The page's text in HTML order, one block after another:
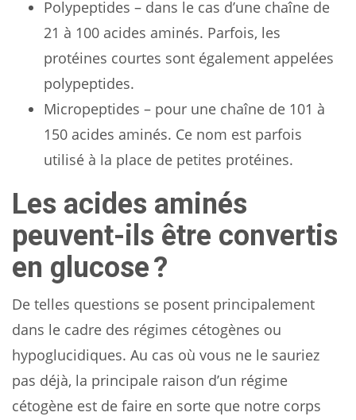
Polypeptides – dans le cas d’une chaîne de
21 à 100 acides aminés. Parfois, les
protéines courtes sont également appelées
polypeptides.
Micropeptides – pour une chaîne de 101 à
150 acides aminés. Ce nom est parfois
utilisé à la place de petites protéines.
Les acides aminés
peuvent-ils être convertis
en glucose ?
De telles questions se posent principalement
dans le cadre des régimes cétogènes ou
hypoglucidiques. Au cas où vous ne le sauriez
pas déjà, la principale raison d’un régime
cétogène est de faire en sorte que notre corps